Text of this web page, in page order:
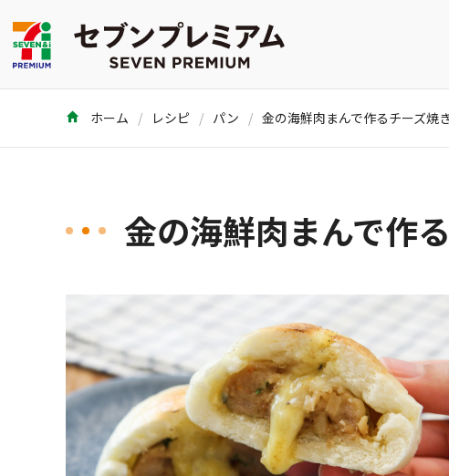
ホーム レシピ パン 金の海鮮肉まんで作るチーズ焼き
金の海鮮肉まんで作